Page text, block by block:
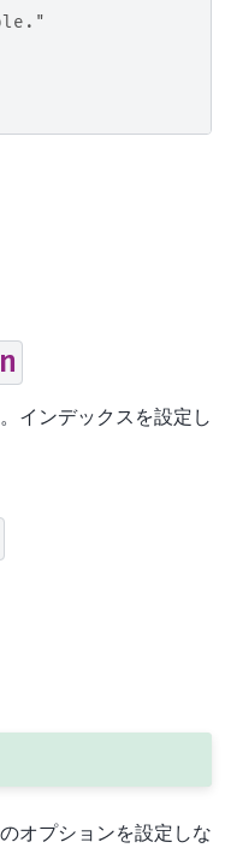
インデックスを設定し
オプションを設定しな